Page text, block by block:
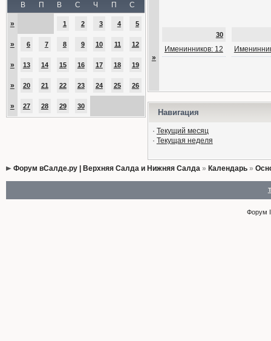
В П В С Ч П С
» 1 2 3 4 5
» 6 7 8 9 10 11 12
» 13 14 15 16 17 18 19
» 20 21 22 23 24 25 26
» 27 28 29 30
»
30
Именинников: 12
Навигация
· Текущий месяц
· Текущая неделя
Форум вСалде.ру | Верхняя Салда и Нижняя Салда» Календарь»
Форум